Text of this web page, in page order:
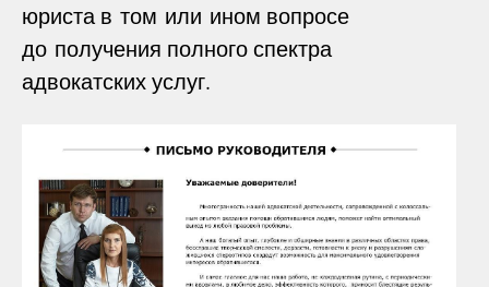
юриста в том или ином вопросе
до получения полного спектра
адвокатских услуг.